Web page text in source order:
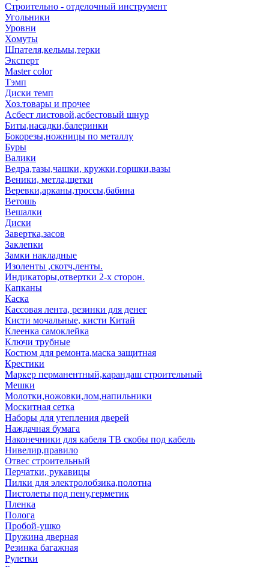
Строительно - отделочный инструмент
Угольники
Уровни
Хомуты
Шпателя,кельмы,терки
Эксперт
Master color
Тэмп
Диски темп
Хоз.товары и прочее
Асбест листовой,асбестовый шнур
Биты,насадки,балеринки
Бокорезы,ножницы по металлу
Буры
Валики
Ведра,тазы,чашки, кружки,горшки,вазы
Веники, метла,щетки
Веревки,арканы,троссы,бабина
Ветошь
Вешалки
Диски
Завертка,засов
Заклепки
Замки накладные
Изоленты ,скотч,ленты.
Индикаторы,отвертки 2-х сторон.
Капканы
Каска
Кассовая лента, резинки для денег
Кисти мочальные, кисти Китай
Клеенка самоклейка
Ключи трубные
Костюм для ремонта,маска защитная
Крестики
Маркер перманентный,карандаш строительный
Мешки
Молотки,ножовки,лом,напильники
Москитная сетка
Наборы для утепления дверей
Наждачная бумага
Наконечники для кабеля ТВ скобы под кабель
Нивелир,правило
Отвес строительный
Перчатки, рукавицы
Пилки для электролобзика,полотна
Пистолеты под пену,герметик
Пленка
Полога
Пробой-ушко
Пружина дверная
Резинка багажная
Рулетки